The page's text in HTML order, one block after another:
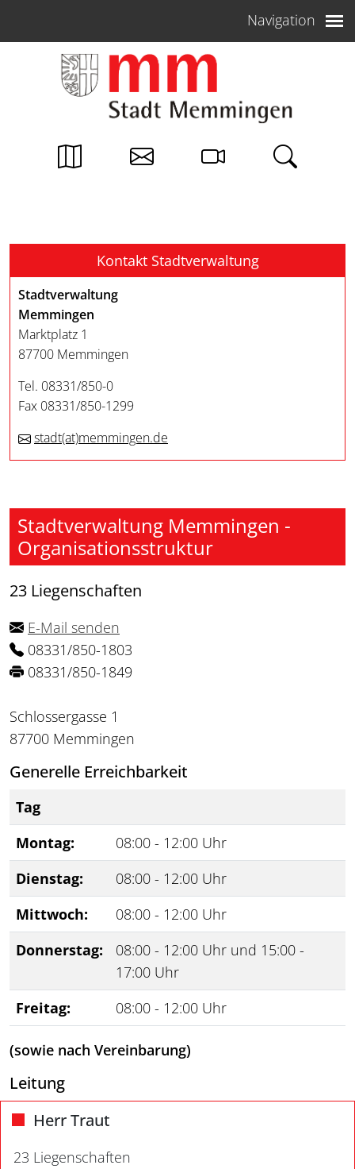
Navigation
Kontakt Stadtverwaltung
Stadtverwaltung
Memmingen
Marktplatz 1
87700 Memmingen
Tel. 08331/850-0
Fax 08331/850-1299
stadt(at)memmingen.de
Stadtverwaltung Memmingen -
Organisationsstruktur
23 Liegenschaften
E-Mail senden
08331/850-1803
08331/850-1849
Schlossergasse 1
87700 Memmingen
Generelle Erreichbarkeit
Tag
Montag:
08:00 - 12:00 Uhr
Dienstag:
08:00 - 12:00 Uhr
Mittwoch:
08:00 - 12:00 Uhr
Donnerstag:
08:00 - 12:00 Uhr und 15:00 -
17:00 Uhr
Freitag:
08:00 - 12:00 Uhr
(sowie nach Vereinbarung)
Leitung
Herr Traut
23 Liegenschaften